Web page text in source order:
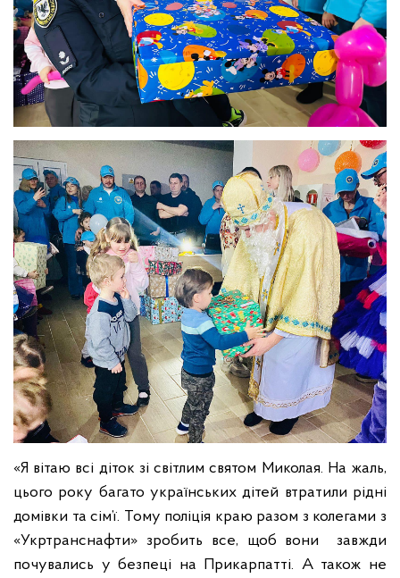
«Я вітаю всі діток зі світлим святом Миколая. На жаль,
цього року багато українських дітей втратили рідні
домівки та сім’ї. Тому поліція краю разом з колегами з
«Укртранснафти» зробить все, щоб вони завжди
почувались у безпеці на Прикарпатті. А також не